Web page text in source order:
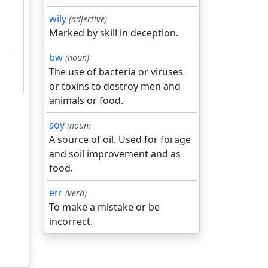
wily (adjective)
Marked by skill in deception.
bw (noun)
The use of bacteria or viruses
or toxins to destroy men and
animals or food.
soy (noun)
A source of oil. Used for forage
and soil improvement and as
food.
err (verb)
To make a mistake or be
incorrect.